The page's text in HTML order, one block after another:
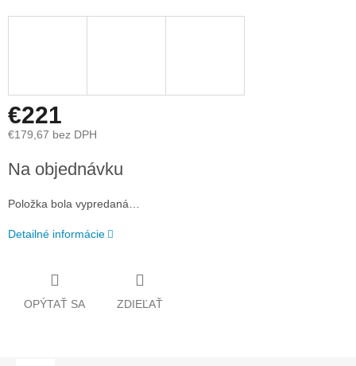
€221
€179,67 bez DPH
cena:
Na objednávku
Položka bola vypredaná…
Detailné informácie
OPÝTAŤ SA ZDIEĽAŤ